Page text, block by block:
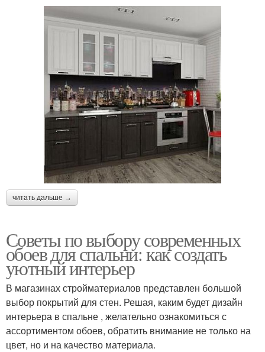
читать дальше →
Советы по выбору современных
обоев для спальни: как создать
уютный интерьер
В магазинах стройматериалов представлен большой
выбор покрытий для стен. Решая, каким будет дизайн
интерьера в спальне , желательно ознакомиться с
ассортиментом обоев, обратить внимание не только на
цвет, но и на качество материала.